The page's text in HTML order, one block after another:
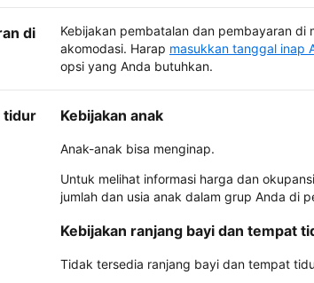
di
Kebijakan pembatalan dan pembayaran
akomodasi. Harap masukkan tanggal inap
opsi yang Anda butuhkan.
tidur Kebijakan anak
Anak-anak bisa menginap.
Untuk melihat informasi harga dan
jumlah dan usia anak dalam grup Anda di
Kebijakan ranjang bayi dan tempat
Tidak tersedia ranjang bayi dan tempat